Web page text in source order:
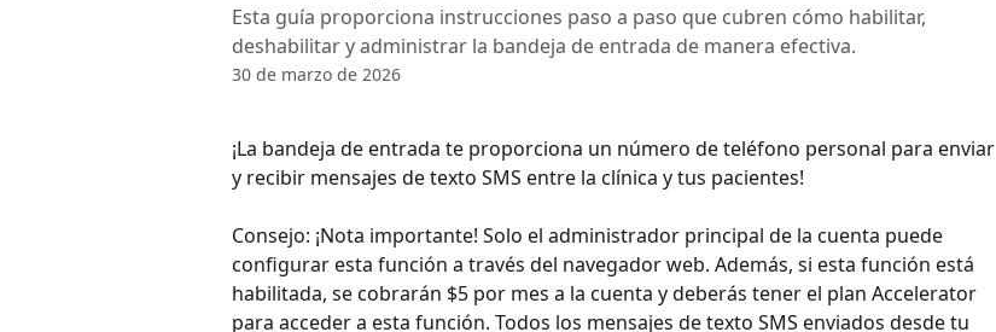
Esta guía proporciona instrucciones paso a paso que cubren cómo habilitar,
deshabilitar y administrar la bandeja de entrada de manera efectiva.
30 de marzo de 2026
¡La bandeja de entrada te proporciona un número de teléfono personal para enviar
y recibir mensajes de texto SMS entre la clínica y tus pacientes!
Consejo: ¡Nota importante! Solo el administrador principal de la cuenta puede
configurar esta función a través del navegador web. Además, si esta función está
habilitada, se cobrarán $5 por mes a la cuenta y deberás tener el plan Accelerator
para acceder a esta función. Todos los mensajes de texto SMS enviados desde tu